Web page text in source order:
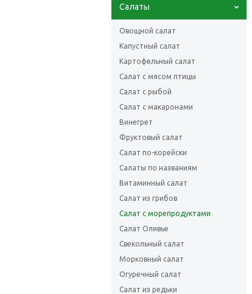
Салаты
Овощной салат
Капустный салат
Картофельный салат
Салат с мясом птицы
Салат с рыбой
Салат с макаронами
Винегрет
Фруктовый салат
Салат по-корейски
Салаты по названиям
Витаминный салат
Салат из грибов
Салат с морепродуктами
Салат Оливье
Свекольный салат
Морковный салат
Огуречный салат
Салат из редьки